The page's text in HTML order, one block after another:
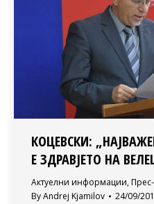
КОЦЕВСКИ:
Е ЗДРАВЈЕТО НА
Актуелни информации,
ByAndrej Kjamilov 24/09/